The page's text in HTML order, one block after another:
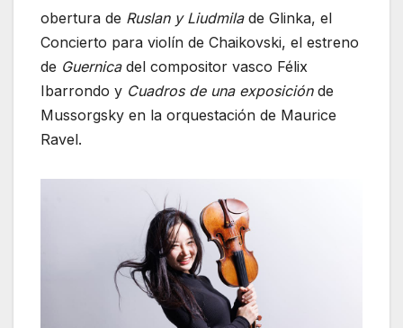
obertura de Ruslan y Liudmilade Glinka, el
Concierto para violín de Chaikovski, el estreno
de Guernicadel compositor vasco Félix
Ibarrondo y Cuadros de una exposiciónde
Mussorgsky en la orquestación de Maurice
Ravel.